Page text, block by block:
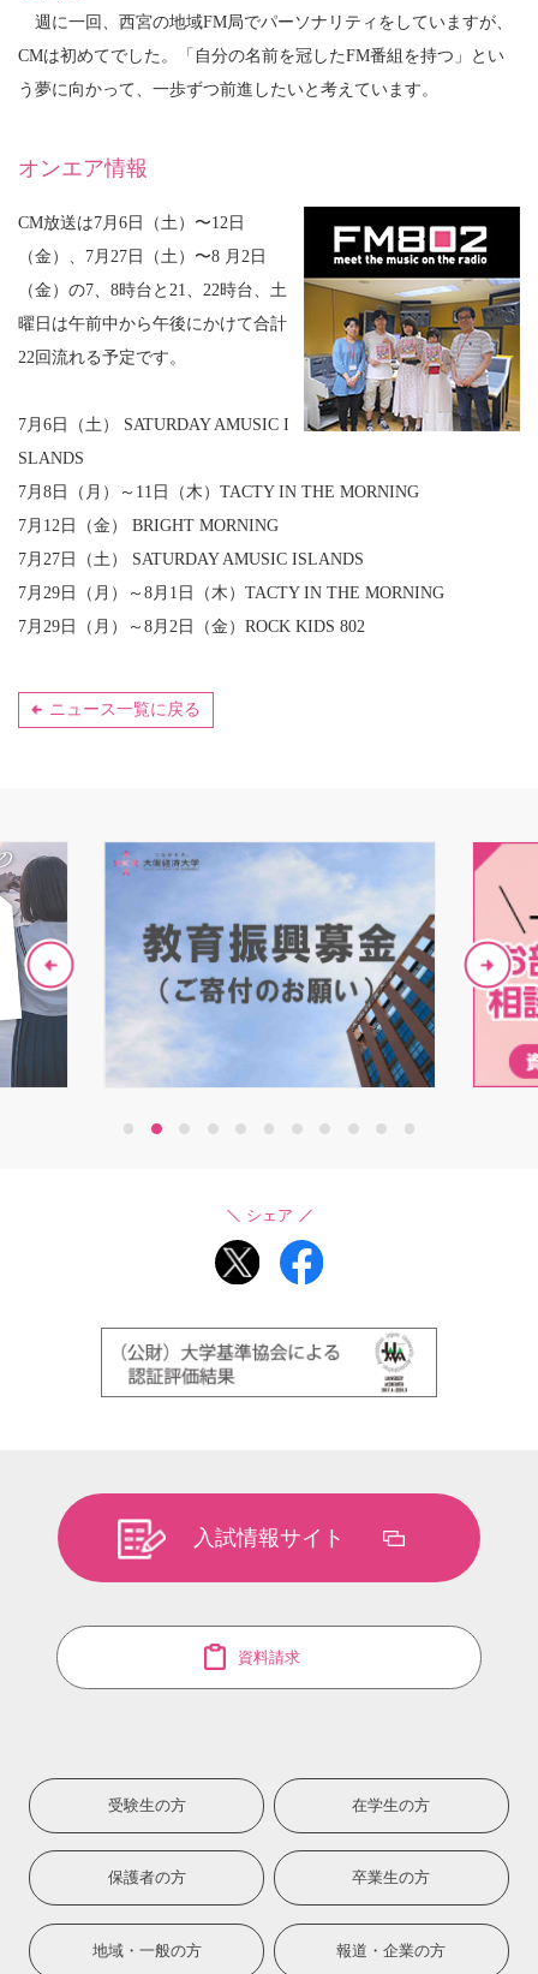
週に一回、西宮の地域FM局でパーソナリティをしていますが、
CMは初めてでした。「自分の名前を冠したFM番組を持つ」とい
う夢に向かって、一歩ずつ前進したいと考えています。
オンエア情報
CM放送は7月6日（土）〜12日
（金）、7月27日（土）〜8 月2日
（金）の7、8時台と21、22時台、土
曜日は午前中から午後にかけて合計
22回流れる予定です。
7月 6 日（土）
SATURDAY AMUSIC I
SLANDS
7月 8 日（月）～ 11 日（木） TACTY IN THE MORNING
7月 12 日（金）
BRIGHT MORNING
7月 27 日（土）
SATURDAY AMUSIC ISLANDS
7月 29 日（月）～ 8月 1 日（木） TACTY IN THE MORNING
7月 29 日（月）～ 8月 2 日（金） ROCK KIDS 802
ニュース一覧に戻る
2 4 5 7 9
シェア
入試情報サイト
資料請求
受験生の方 在学生の方
保護者の方 卒業生の方
地域・一般の方 報道・企業の方